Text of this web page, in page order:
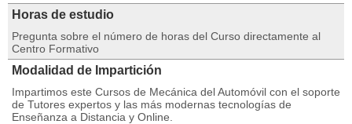
Horas de estudio
Pregunta sobre el número de horas del Curso directamente al
Centro Formativo
Modalidad de Impartición
Impartimos este Cursos de Mecánica del Automóvil con el soporte
de Tutores expertos y las más modernas tecnologías de
Enseñanza a Distancia y Online.